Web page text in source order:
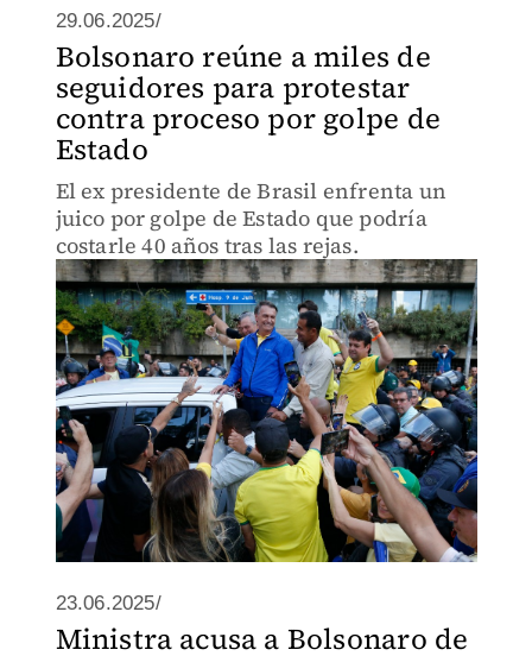
29.06.2025/
Bolsonaro reúne a miles de
seguidores para protestar
contra proceso por golpe de
Estado
El ex presidente de Brasil enfrenta un
juico por golpe de Estado que podría
costarle 40 años tras las rejas.
23.06.2025/
Ministra acusa a Bolsonaro de